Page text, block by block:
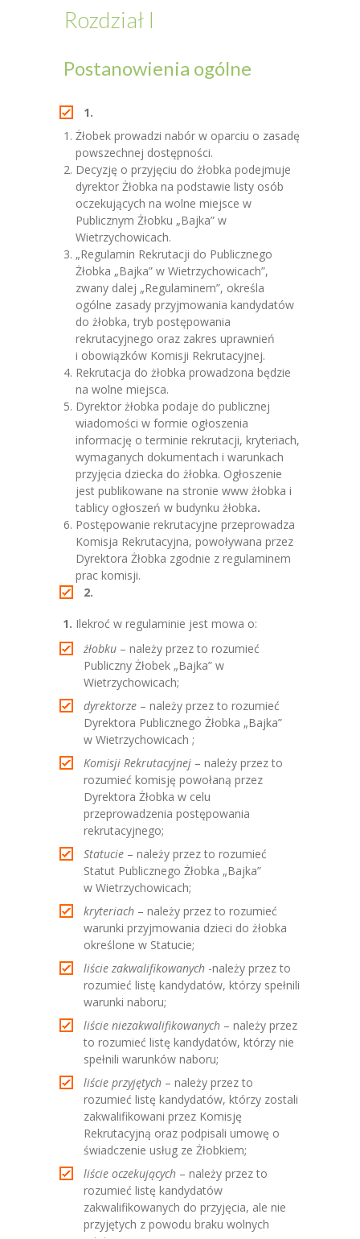
Rozdział I
Postanowienia ogólne
1.
Żłobek prowadzi nabór w oparciu o zasadę
powszechnej dostępności.
Decyzję o przyjęciu do żłobka podejmuje
dyrektor Żłobka na podstawie listy osób
oczekujących na wolne miejsce w
Publicznym Żłobku „Bajka” w
Wietrzychowicach.
„Regulamin Rekrutacji do Publicznego
Żłobka „Bajka” w Wietrzychowicach”,
zwany dalej „Regulaminem”, określa
ogólne zasady przyjmowania kandydatów
do żłobka, tryb postępowania
rekrutacyjnego oraz zakres uprawnień
i obowiązków Komisji Rekrutacyjnej.
Rekrutacja do żłobka prowadzona będzie
na wolne miejsca.
Dyrektor żłobka podaje do publicznej
wiadomości w formie ogłoszenia
informację o terminie rekrutacji, kryteriach,
wymaganych dokumentach i warunkach
przyjęcia dziecka do żłobka. Ogłoszenie
jest publikowane na stronie www żłobka i
tablicy ogłoszeń w budynku żłobka​.
Postępowanie rekrutacyjne przeprowadza
Komisja Rekrutacyjna, powoływana przez
Dyrektora Żłobka zgodnie z regulaminem
prac komisji.
2.
1. ​ Ilekroć w regulaminie jest mowa o:
żłobku ​ – należy przez to rozumieć
Publiczny Żłobek „Bajka” w
Wietrzychowicach;
dyrektorze ​ – należy przez to rozumieć
Dyrektora Publicznego Żłobka „Bajka”
w Wietrzychowicach ;
Komisji Rekrutacyjnej – należy przez to
rozumieć komisję powołaną przez
Dyrektora Żłobka w celu
przeprowadzenia postępowania
rekrutacyjnego;
Statucie – należy przez to rozumieć
Statut Publicznego Żłobka „Bajka”
w Wietrzychowicach;
kryteriach – należy przez to rozumieć
warunki przyjmowania dzieci do żłobka
określone w Statucie;
liście zakwalifikowanych -należy przez to
rozumieć listę kandydatów, którzy spełnili
warunki naboru;
liście niezakwalifikowanych – należy przez
to rozumieć listę kandydatów, którzy nie
spełnili warunków naboru;
liście przyjętych – należy przez to
rozumieć listę kandydatów, którzy zostali
zakwalifikowani przez Komisję
Rekrutacyjną oraz podpisali umowę o
świadczenie usług ze Żłobkiem;
liście oczekujących – należy przez to
rozumieć listę kandydatów
zakwalifikowanych do przyjęcia, ale nie
przyjętych z powodu braku wolnych